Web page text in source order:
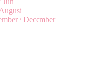
/ December